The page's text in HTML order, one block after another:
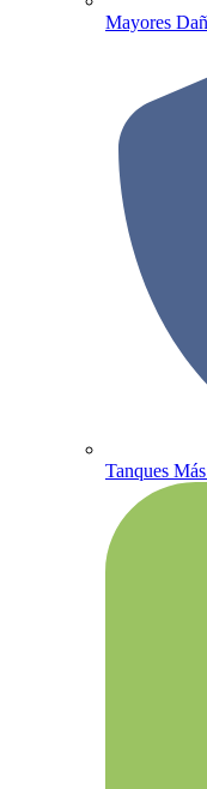
Mayores
Tanques